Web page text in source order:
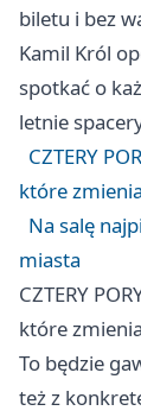
biletu i bez
Kamil Król
spotkać o
letnie
CZTERY
które
Na salę
miasta
CZTERY
które
To będzie
też z